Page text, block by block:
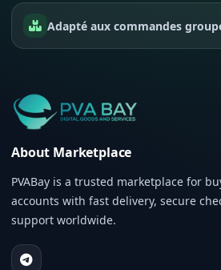
Adapté aux commandes
About Marketplace
PVABay is a trusted marketplace for
accounts with fast delivery, secure
support worldwide.